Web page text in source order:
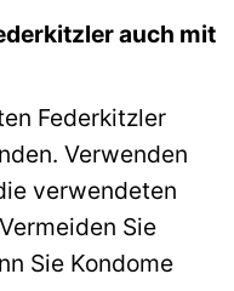
auch mit
Federkitzler
Verwenden
verwendeten
Sie
Sie Kondome